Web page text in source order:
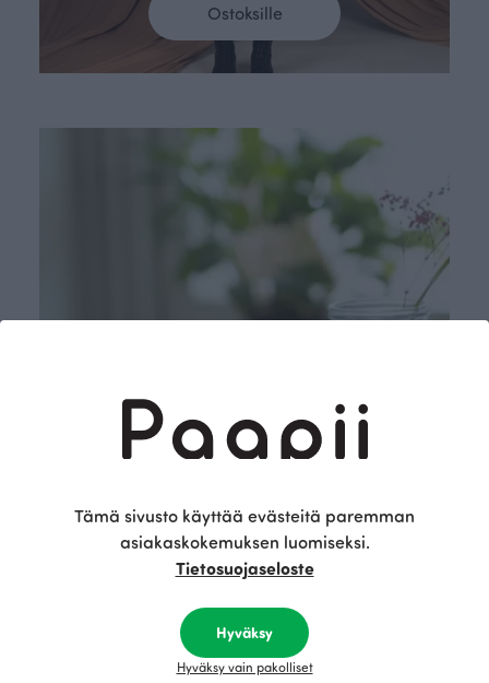
Ostoksille
Väritä kotisi
Osta nyt
Tämä sivusto käyttää evästeitä paremman
asiakaskokemuksen luomiseksi.
Tietosuojaseloste
Hyväksy
Hyväksy vain pakolliset